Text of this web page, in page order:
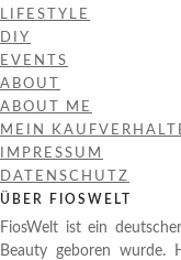
LIFESTYLE
DIY
EVENTS
ABOUT
ABOUT ME
MEIN
IMPRESSUM
DATENSCHUTZ
ÜBER FIOSWELT
FiosWelt ist ein
Beauty geboren wurde.